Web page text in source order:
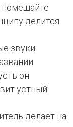
помещайте
делится
звуки.
он
устный
делает на